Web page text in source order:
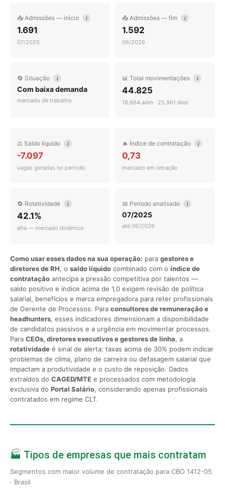
📥 Admissões — início i
1.691
07/2025
📤 Admissões — fim i
1.592
06/2026
🔄 Situação i
Com baixa demanda
mercado de trabalho
📊 Total movimentações i
44.825
18.864 adm · 25.961 desl
⚖️ Saldo líquido i
-7.097
vagas geradas no período
🔥 Índice de contratação i
0,73
mercado em retração
🔁 Rotatividade i
42.1%
alta — mercado dinâmico
📅 Período analisado i
07/2025
até 06/2026
Como usar esses dados na sua operação: para gestores e
diretores de RH, o saldo líquido combinado com o índice de
contratação antecipa a pressão competitiva por talentos —
saldo positivo e índice acima de 1,0 exigem revisão de política
salarial, benefícios e marca empregadora para reter profissionais
de Gerente de Processos. Para consultores de remuneração e
headhunters, esses indicadores dimensionam a disponibilidade
de candidatos passivos e a urgência em movimentar processos.
Para CEOs, diretores executivos e gestores de linha, a
rotatividade é sinal de alerta: taxas acima de 30% podem indicar
problemas de clima, plano de carreira ou defasagem salarial que
impactam a produtividade e o custo de reposição. Dados
extraídos do CAGED/MTE e processados com metodologia
exclusiva do Portal Salário, considerando apenas profissionais
contratados em regime CLT.
🏭 Tipos de empresas que mais contratam
Segmentos com maior volume de contratação para CBO 1412-05
· Brasil